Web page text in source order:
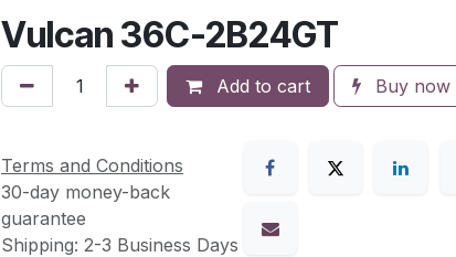
Vulcan 36C-2B24GT
Add to cart Buy now
Terms and Conditions
30-day money-back
guarantee
Shipping: 2-3 Business Days